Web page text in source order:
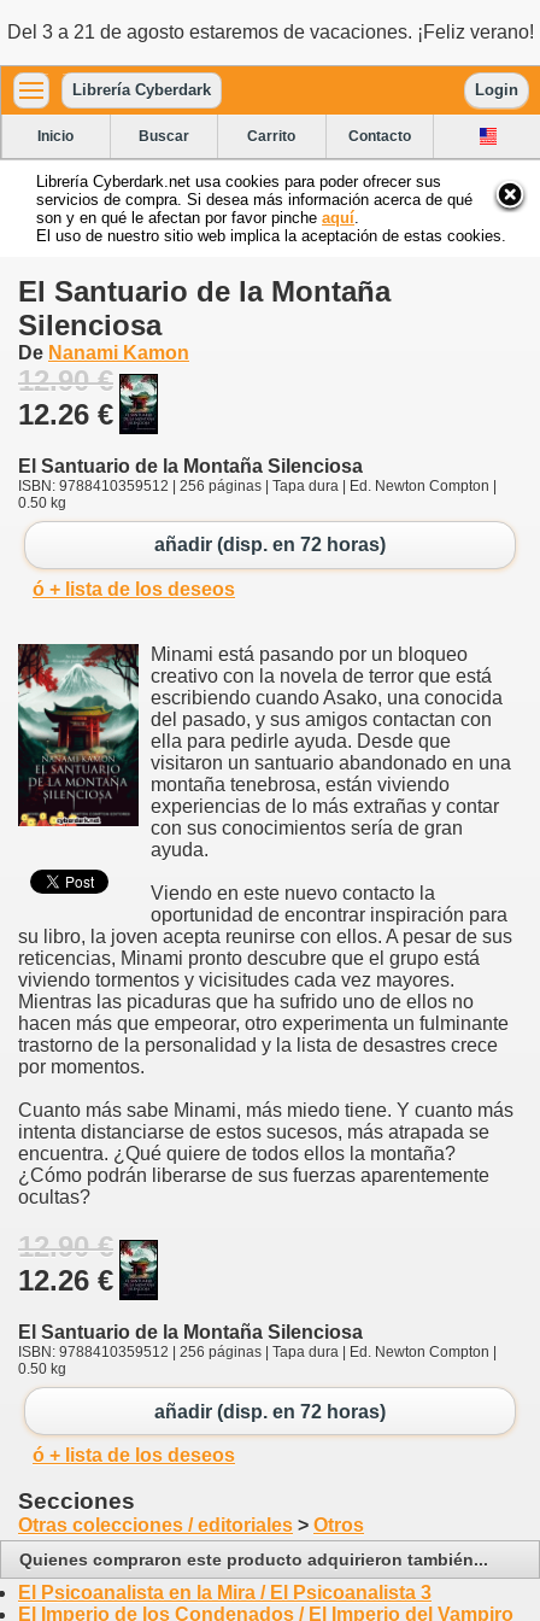
Del 3 a 21 de agosto estaremos de vacaciones. ¡Feliz verano!
Librería Cyberdark Login
Inicio Buscar Carrito Contacto
Librería Cyberdark.net usa cookies para poder ofrecer sus
servicios de compra. Si desea más información acerca de qué
son y en qué le afectan por favor pinche aquí
El uso de nuestro sitio web implica la aceptación de estas cookies.
El Santuario de la Montaña
Silenciosa
De Nanami Kamon
12.90 €
12.26 €
El Santuario de la Montaña Silenciosa
ISBN: 9788410359512 | 256 páginas | Tapa dura | Ed. Newton Compton |
0.50 kg
añadir (disp. en 72 horas)
ó + lista de los deseos
Minami está pasando por un bloqueo
creativo con la novela de terror que está
escribiendo cuando Asako, una conocida
del pasado, y sus amigos contactan con
ella para pedirle ayuda. Desde que
visitaron un santuario abandonado en una
montaña tenebrosa, están viviendo
experiencias de lo más extrañas y contar
con sus conocimientos sería de gran
ayuda.
Viendo en este nuevo contacto la
oportunidad de encontrar inspiración para
su libro, la joven acepta reunirse con ellos. A pesar de sus
reticencias, Minami pronto descubre que el grupo está
viviendo tormentos y vicisitudes cada vez mayores.
Mientras las picaduras que ha sufrido uno de ellos no
hacen más que empeorar, otro experimenta un fulminante
trastorno de la personalidad y la lista de desastres crece
por momentos.
Cuanto más sabe Minami, más miedo tiene. Y cuanto más
intenta distanciarse de estos sucesos, más atrapada se
encuentra. ¿Qué quiere de todos ellos la montaña?
¿Cómo podrán liberarse de sus fuerzas aparentemente
ocultas?
12.90 €
12.26 €
El Santuario de la Montaña Silenciosa
ISBN: 9788410359512 | 256 páginas | Tapa dura | Ed. Newton Compton |
0.50 kg
añadir (disp. en 72 horas)
ó + lista de los deseos
Secciones
Otras colecciones / editoriales > Otros
Quienes compraron este producto adquirieron también...
El Psicoanalista en la Mira / El Psicoanalista 3
El Imperio de los Condenados / El Imperio del Vampiro